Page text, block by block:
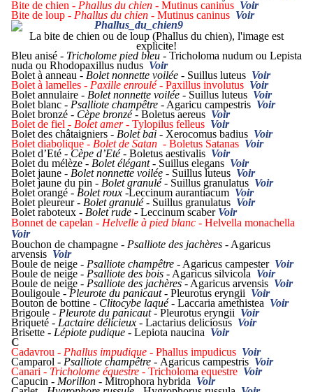
Bite de chien - Phallus du chien - Mutinus caninus Voir
Bite de loup - Phallus du chien - Mutinus caninus Voir
La bite de chien ou de loup (Phallus du chien), l'image est
explicite!
Bleu anisé - Tricholome pied bleu - Tricholoma nudum ou Lepista
nuda ou Rhodopaxillus nudus Voir
Bolet à anneau - Bolet nonnette voilée - Suillus luteus Voir
Bolet à lamelles - Paxille enroulé- Paxillus involutus Voir
Bolet annulaire - Bolet nonnette voilée - Suillus luteus Voir
Bolet blanc - Psalliote champêtre - Agaricu campestris Voir
Bolet bronzé - Cèpe bronzé- Boletus aereus Voir
Bolet de fiel - Bolet amer- Tylopilus felleus Voir
Bolet des châtaigniers - Bolet bai - Xerocomus badius Voir
Bolet diabolique - Bolet de Satan - Boletus Satanas Voir
Bolet d’Eté - Cèpe d’Eté- Boletus aestivalis Voir
Bolet du mélèze - Bolet élégant- Suillus elegans Voir
Bolet jaune - Bolet nonnette voilée - Suillus luteus Voir
Bolet jaune du pin - Bolet granulé- Suillus granulatus Voir
Bolet orangé - Bolet roux -Leccinum aurantiacum Voir
Bolet pleureur - Bolet granulé- Suillus granulatus Voir
Bolet raboteux - Bolet rude - Leccinum scaber Voir
Bonnet de capelan - Helvelle à pied blanc - Helvella monachella
Voir
Bouchon de champagne - Psalliote des jachères - Agaricus
arvensis Voir
Boule de neige - Psalliote champêtre - Agaricus campester Voir
Boule de neige - Psalliote des bois - Agaricus silvicola Voir
Boule de neige - Psalliote des jachères- Agaricus arvensis Voir
Bouligoule -Pleurote du panicaut- Pleurotus eryngii Voir
Bouton de bottine - Clitocybe laqué- Laccaria amethistea Voir
Brigoule - Pleurote du panicaut- Pleurotus eryngii Voir
Briqueté - Lactaire délicieux - Lactarius deliciosus Voir
Brisette - Lépiote pudique - Lepiota naucina Voir
C
Cadavrou - Phallus impudique - Phallus impudicus Voir
Camparol - Psalliote champêtre - Agaricus campestris Voir
Canari - Tricholome équestre - Tricholoma equestre Voir
Capucin - Morillon - Mitrophora hybrida Voir